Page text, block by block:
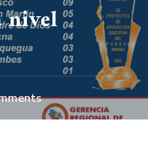
nivel